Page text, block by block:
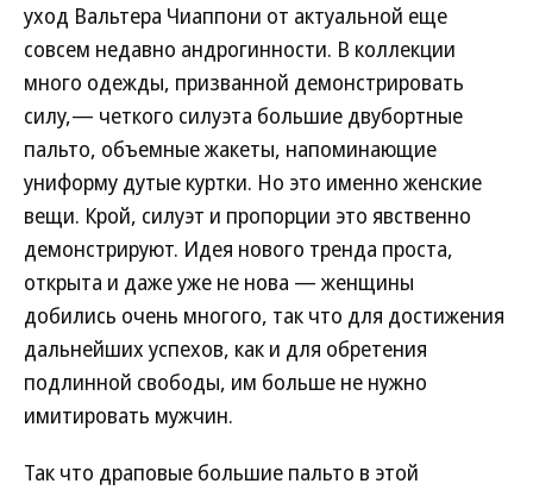
уход Вальтера Чиаппони от актуальной еще
совсем недавно андрогинности. В коллекции
много одежды, призванной демонстрировать
силу,— четкого силуэта большие двубортные
пальто, объемные жакеты, напоминающие
униформу дутые куртки. Но это именно женские
вещи. Крой, силуэт и пропорции это явственно
демонстрируют. Идея нового тренда проста,
открыта и даже уже не нова — женщины
добились очень многого, так что для достижения
дальнейших успехов, как и для обретения
подлинной свободы, им больше не нужно
имитировать мужчин.
Так что драповые большие пальто в этой